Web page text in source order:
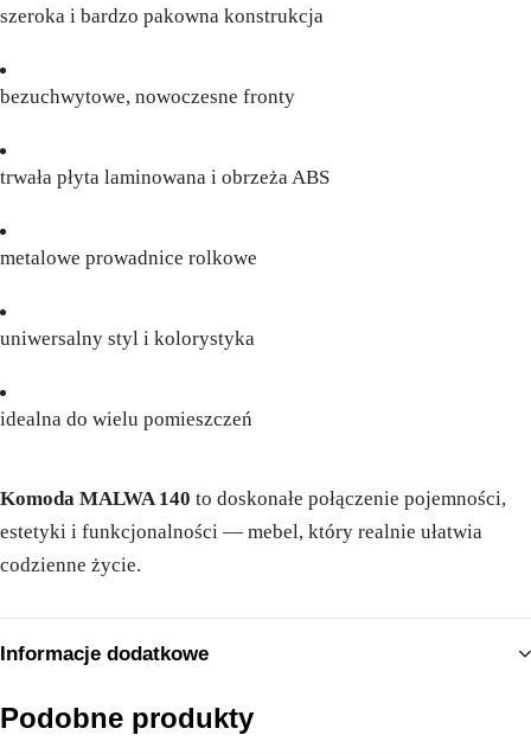
szeroka i bardzo pakowna konstrukcja
bezuchwytowe, nowoczesne fronty
trwała płyta laminowana i obrzeża ABS
metalowe prowadnice rolkowe
uniwersalny styl i kolorystyka
idealna do wielu pomieszczeń
Komoda MALWA 140 to doskonałe połączenie pojemności,
estetyki i funkcjonalności — mebel, który realnie ułatwia
codzienne życie.
Informacje dodatkowe
Podobne produkty